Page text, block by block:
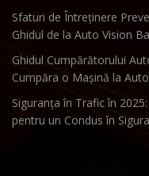
Sfaturi de Întreținere
Ghidul de la Auto Vision
Ghidul Cumpărătorului
Cumpăra o Mașină la
Siguranța în Trafic în
pentru un Condus în